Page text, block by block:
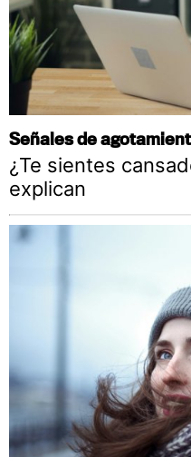
Señales de
¿Te sientes
explican